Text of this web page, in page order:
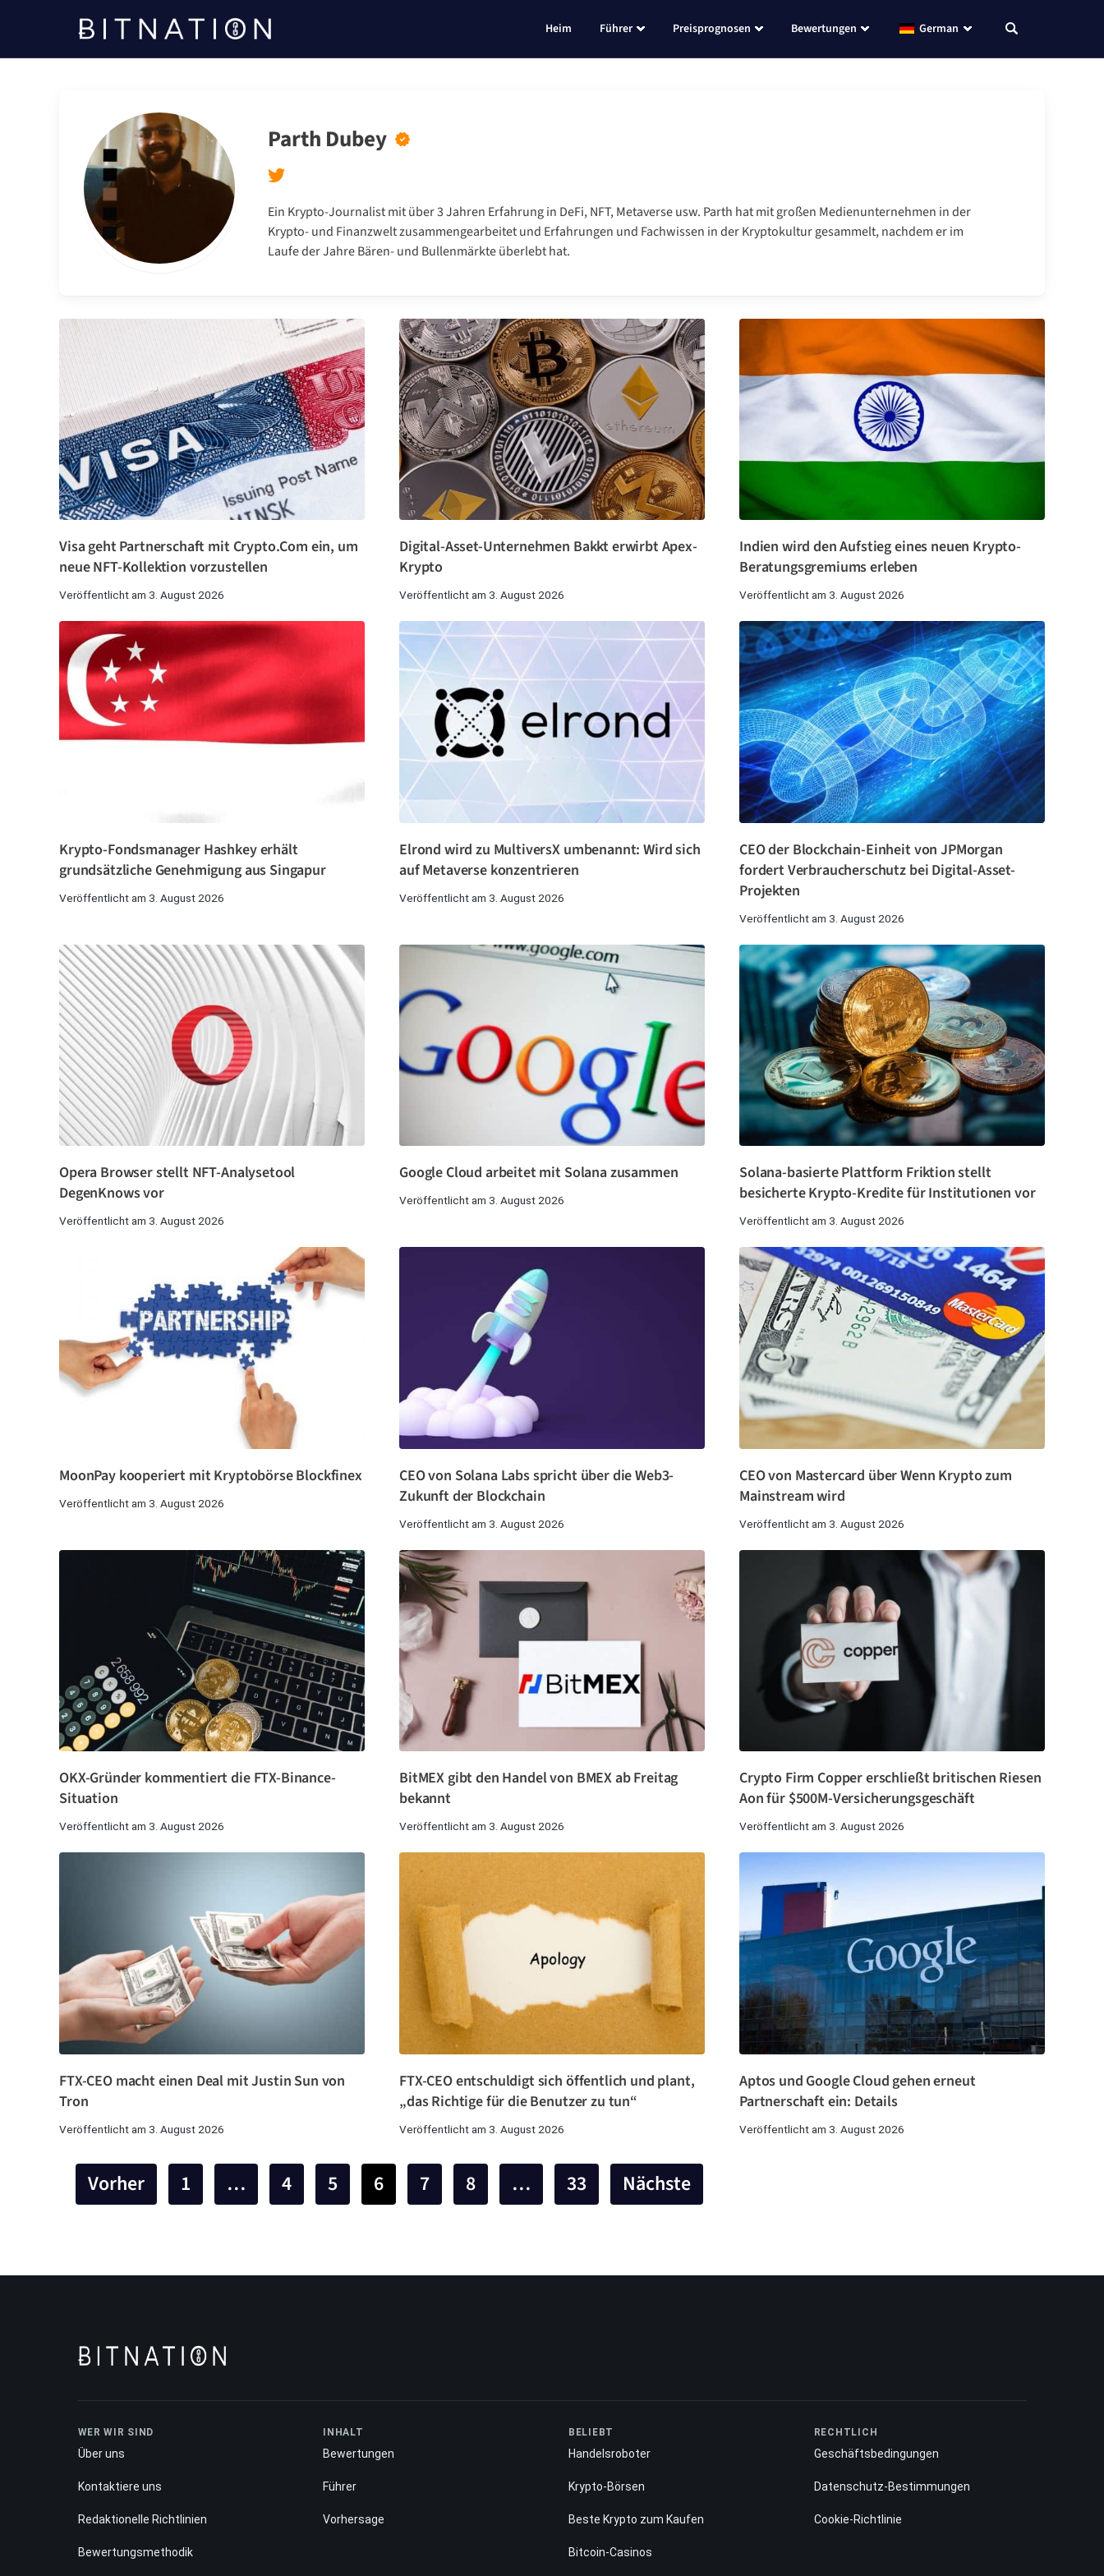
Bitnation
Heim Führer Preisprognosen Bewertungen German
Parth Dubey
Ein Krypto-Journalist mit über 3 Jahren Erfahrung in DeFi, NFT, Metaverse usw. Parth hat mit großen Medienunternehmen in der
Krypto- und Finanzwelt zusammengearbeitet und Erfahrungen und Fachwissen in der Kryptokultur gesammelt, nachdem er im
Laufe der Jahre Bären- und Bullenmärkte überlebt hat.
Visa geht Partnerschaft mit Crypto.Com ein, um
neue NFT-Kollektion vorzustellen
Veröffentlicht am 3. August 2026
Digital-Asset-Unternehmen Bakkt erwirbt Apex-
Krypto
Veröffentlicht am 3. August 2026
Indien wird den Aufstieg eines neuen Krypto-
Beratungsgremiums erleben
Veröffentlicht am 3. August 2026
Krypto-Fondsmanager Hashkey erhält
grundsätzliche Genehmigung aus Singapur
Veröffentlicht am 3. August 2026
Elrond wird zu MultiversX umbenannt: Wird sich
auf Metaverse konzentrieren
Veröffentlicht am 3. August 2026
CEO der Blockchain-Einheit von JPMorgan
fordert Verbraucherschutz bei Digital-Asset-
Projekten
Veröffentlicht am 3. August 2026
Opera Browser stellt NFT-Analysetool
DegenKnows vor
Veröffentlicht am 3. August 2026
Google Cloud arbeitet mit Solana zusammen
Veröffentlicht am 3. August 2026
Solana-basierte Plattform Friktion stellt
besicherte Krypto-Kredite für Institutionen vor
Veröffentlicht am 3. August 2026
MoonPay kooperiert mit Kryptobörse Blockfinex
Veröffentlicht am 3. August 2026
CEO von Solana Labs spricht über die Web3-
Zukunft der Blockchain
Veröffentlicht am 3. August 2026
CEO von Mastercard über Wenn Krypto zum
Mainstream wird
Veröffentlicht am 3. August 2026
OKX-Gründer kommentiert die FTX-Binance-
Situation
Veröffentlicht am 3. August 2026
BitMEX gibt den Handel von BMEX ab Freitag
bekannt
Veröffentlicht am 3. August 2026
Crypto Firm Copper erschließt britischen Riesen
Aon für $500M-Versicherungsgeschäft
Veröffentlicht am 3. August 2026
FTX-CEO macht einen Deal mit Justin Sun von
Tron
Veröffentlicht am 3. August 2026
FTX-CEO entschuldigt sich öffentlich und plant,
„das Richtige für die Benutzer zu tun“
Veröffentlicht am 3. August 2026
Aptos und Google Cloud gehen erneut
Partnerschaft ein: Details
Veröffentlicht am 3. August 2026
Vorher 1 … 4 5 6 7 8 … 33 Nächste
WER WIR SIND
Über uns
Kontaktiere uns
Redaktionelle Richtlinien
Bewertungsmethodik
INHALT
Bewertungen
Führer
Vorhersage
BELIEBT
Handelsroboter
Krypto-Börsen
Beste Krypto zum Kaufen
Bitcoin-Casinos
RECHTLICH
Geschäftsbedingungen
Datenschutz-Bestimmungen
Cookie-Richtlinie